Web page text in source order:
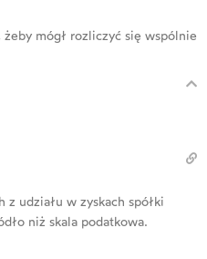
mógł rozliczyć się wspólnie
z udziału w zyskach spółki
niż skala podatkowa.